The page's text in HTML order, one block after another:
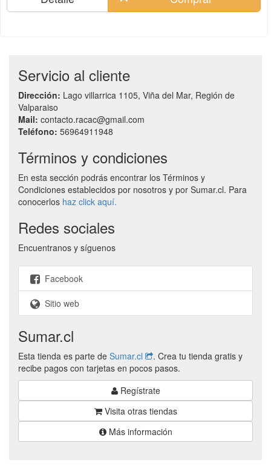
Servicio al cliente
Dirección: Lago villarrica 1105, Viña del Mar, Región de
Valparaiso
Mail: contacto.racac@gmail.com
Teléfono: 56964911948
Términos y condiciones
En esta sección podrás encontrar los Términos y
Condiciones establecidos por nosotros y por Sumar.cl. Para
conocerlos haz click aquí.
Redes sociales
Encuentranos y síguenos
Facebook
Sitio web
Sumar.cl
Esta tienda es parte de Sumar.cl
. Crea tu tienda gratis y
recibe pagos con tarjetas en pocos pasos.
Regístrate
Visita otras tiendas
Más información